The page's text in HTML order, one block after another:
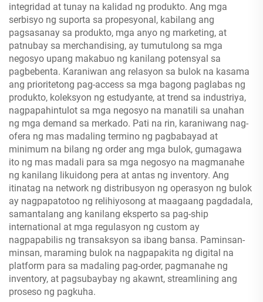
integridad at tunay na kalidad ng produkto. Ang mga
serbisyo ng suporta sa propesyonal, kabilang ang
pagsasanay sa produkto, mga anyo ng marketing, at
patnubay sa merchandising, ay tumutulong sa mga
negosyo upang makabuo ng kanilang potensyal sa
pagbebenta. Karaniwan ang relasyon sa bulok na kasama
ang prioritetong pag-access sa mga bagong paglabas ng
produkto, koleksyon ng estudyante, at trend sa industriya,
nagpapahintulot sa mga negosyo na manatili sa unahan
ng mga demand sa merkado. Pati na rin, karaniwang nag-
ofera ng mas madaling termino ng pagbabayad at
minimum na bilang ng order ang mga bulok, gumagawa
ito ng mas madali para sa mga negosyo na magmanahe
ng kanilang likuidong pera at antas ng inventory. Ang
itinatag na network ng distribusyon ng operasyon ng bulok
ay nagpapatotoo ng relihiyosong at maagaang pagdadala,
samantalang ang kanilang eksperto sa pag-ship
international at mga regulasyon ng custom ay
nagpapabilis ng transaksyon sa ibang bansa. Paminsan-
minsan, maraming bulok na nagpapakita ng digital na
platform para sa madaling pag-order, pagmanahe ng
inventory, at pagsubaybay ng akawnt, streamlining ang
proseso ng pagkuha.